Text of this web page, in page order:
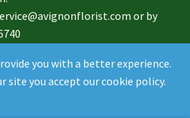
or by
you with a better experience.
site you accept our cookie policy.